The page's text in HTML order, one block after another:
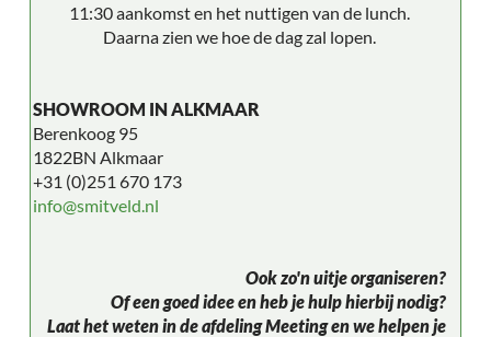
11:30 aankomst en het nuttigen van de lunch.
Daarna zien we hoe de dag zal lopen.
SHOWROOM IN ALKMAAR
Berenkoog 95
1822BN Alkmaar
+31 (0)251 670 173
info@smitveld.nl
Ook zo'n uitje organiseren?
Of een goed idee en heb je hulp hierbij nodig?
Laat het weten in de afdeling Meeting en we helpen je